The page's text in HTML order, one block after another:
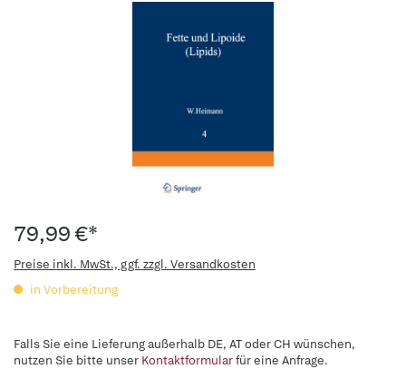
79,99 €*
Preise inkl. MwSt., ggf. zzgl. Versandkosten
in Vorbereitung
Falls Sie eine Lieferung außerhalb DE, AT oder CH wünschen,
nutzen Sie bitte unser Kontaktformularfür eine Anfrage.